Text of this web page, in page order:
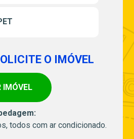
O IMÓVEL
IMÓVEL
todos com ar condicionado.